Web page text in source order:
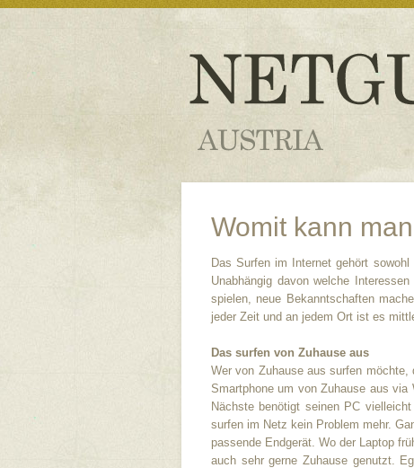
Womit kann
Das Surfen im Internet gehört
Unabhängig davon welche
spielen, neue Bekanntschaften
jeder Zeit und an jedem Ort ist es
Das surfen von Zuhause aus
Wer von Zuhause aus surfen
Smartphone um von Zuhause aus via
Nächste benötigt seinen PC
surfen im Netz kein Problem mehr.
passende Endgerät. Wo der Laptop
auch sehr gerne Zuhause genutzt.